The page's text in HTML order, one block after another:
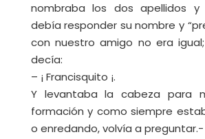
nombraba los dos apellidos y
debía responder su nombre y
con nuestro amigo no era
decía:
– ¡ Francisquito ¡.
Y levantaba la cabeza para
formación y como siempre
o enredando, volvía a preguntar.-